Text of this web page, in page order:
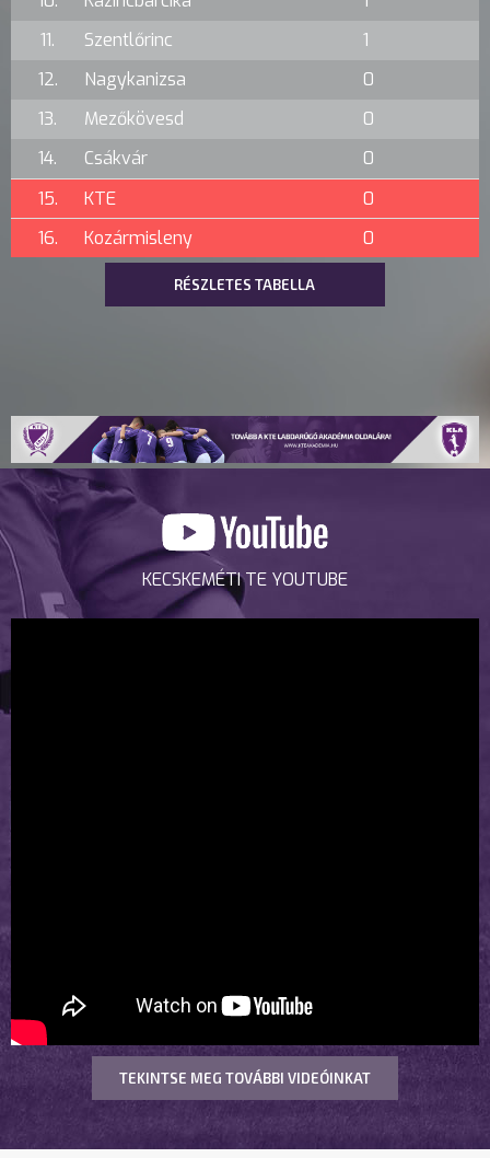
11.
Szentlőrinc
1
12.
Nagykanizsa
0
13.
Mezőkövesd
0
14.
Csákvár
0
15.
KTE
0
16.
Kozármisleny 0
RÉSZLETES TABELLA
KECSKEMÉTI TE YOUTUBE
TEKINTSE MEG TOVÁBBI VIDEÓINKAT